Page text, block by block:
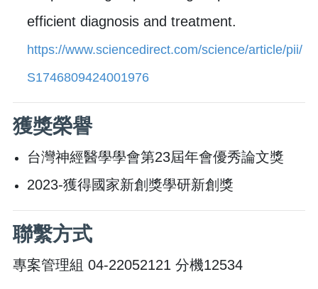
efficient diagnosis and treatment.
https://www.sciencedirect.com/science/article/pii/
S1746809424001976
獲獎榮譽
台灣神經醫學學會第23屆年會優秀論文獎
2023-獲得國家新創獎學研新創獎
聯繫方式
專案管理組 04-22052121 分機12534